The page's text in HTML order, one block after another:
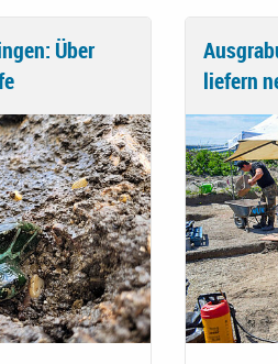
Über
liefern